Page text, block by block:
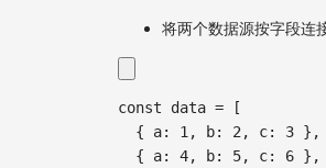
将两个数据源按字段连
const data =
[
{ a: 1, b: 2, c: 3 } ,
{ a: 4, b: 5, c: 6 } ,